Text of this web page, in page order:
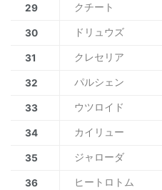
29 クチート
30 ドリュウズ
31 クレセリア
32 パルシェン
33 ウツロイド
34 カイリュー
35 ジャローダ
36 ヒートロトム